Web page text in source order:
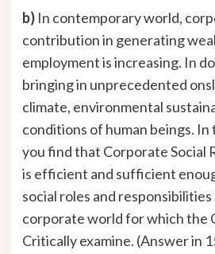
b)In contemporary world,
contribution in generating
employment is increasing. In
bringing in unprecedented
climate, environmental
conditions of human beings. In
you find that Corporate Social
is efficient and sufficient
social roles and
corporate world for which the
Critically examine. (Answer